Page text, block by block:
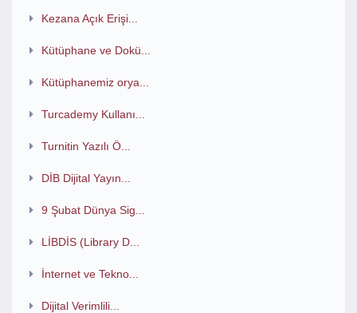
Kezana Açık Erişi...
Kütüphane ve Dokü...
Kütüphanemiz orya...
Turcademy Kullanı...
Turnitin Yazılı Ö...
DİB Dijital Yayın...
9 Şubat Dünya Sig...
LİBDİS (Library D...
İnternet ve Tekno...
Dijital Verimlili...